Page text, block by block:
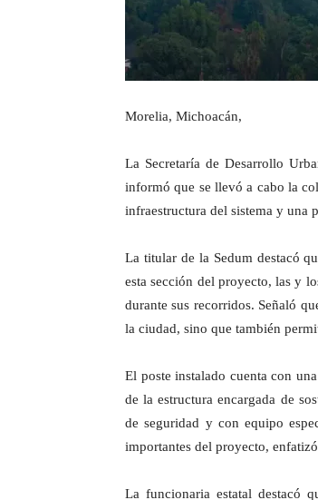
Morelia, Michoacán,
La Secretaría de Desarrollo
informó que se llevó a cabo la
infraestructura del sistema y una
La titular de la Sedum destacó
esta sección del proyecto, las y
durante sus recorridos. Señaló
la ciudad, sino que también
El poste instalado cuenta con
de la estructura encargada de
de seguridad y con equipo
importantes del proyecto,
La funcionaria estatal destacó